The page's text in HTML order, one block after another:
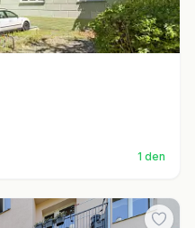
1 den